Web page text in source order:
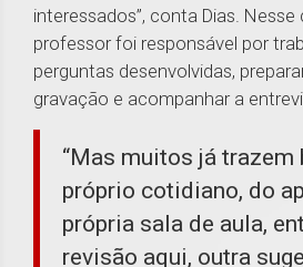
interessados”, conta Dias.
professor foi responsável por
perguntas desenvolvidas,
gravação e acompanhar a
“Mas muitos já trazem
próprio cotidiano, do
própria sala de aula,
revisão aqui, outra